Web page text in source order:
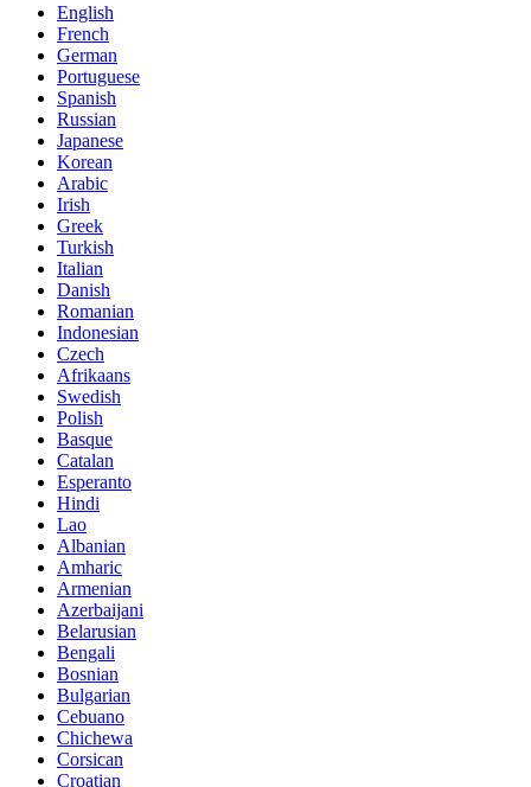
English
French
German
Portuguese
Spanish
Russian
Japanese
Korean
Arabic
Irish
Greek
Turkish
Italian
Danish
Romanian
Indonesian
Czech
Afrikaans
Swedish
Polish
Basque
Catalan
Esperanto
Hindi
Lao
Albanian
Amharic
Armenian
Azerbaijani
Belarusian
Bengali
Bosnian
Bulgarian
Cebuano
Chichewa
Corsican
Croatian